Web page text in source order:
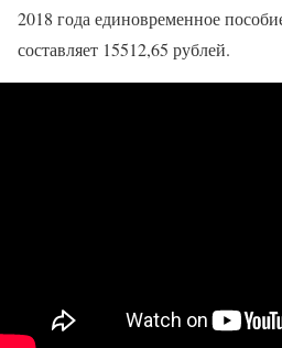
2018 года единовременное
составляет 15512,65 рублей.